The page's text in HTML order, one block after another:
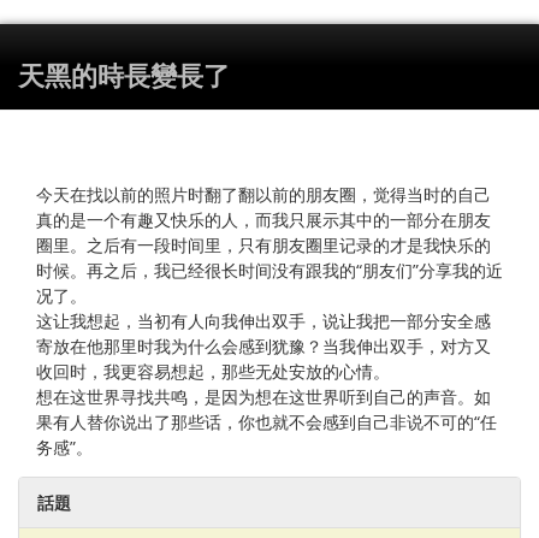
天黑的時長變長了
今天在找以前的照片时翻了翻以前的朋友圈，觉得当时的自己
真的是一个有趣又快乐的人，而我只展示其中的一部分在朋友
圈里。之后有一段时间里，只有朋友圈里记录的才是我快乐的
时候。再之后，我已经很长时间没有跟我的“朋友们”分享我的近
况了。
这让我想起，当初有人向我伸出双手，说让我把一部分安全感
寄放在他那里时我为什么会感到犹豫？当我伸出双手，对方又
收回时，我更容易想起，那些无处安放的心情。
想在这世界寻找共鸣，是因为想在这世界听到自己的声音。如
果有人替你说出了那些话，你也就不会感到自己非说不可的“任
务感”。
話題